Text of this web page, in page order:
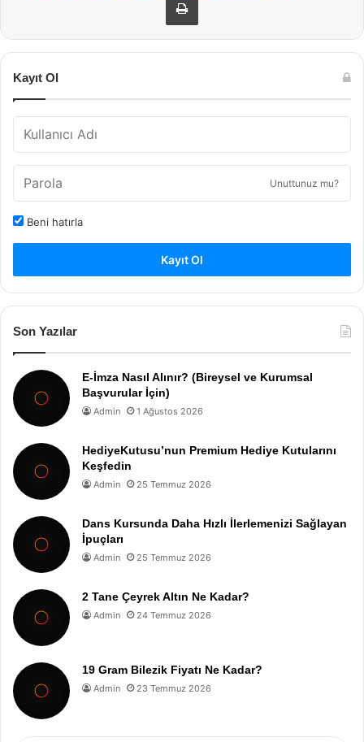
Kayıt Ol
Unuttunuz mu?
Beni hatırla
Kayıt Ol
Son Yazılar
E-İmza Nasıl Alınır? (Bireysel ve Kurumsal
Başvurular İçin)
Admin 1 Ağustos 2026
HediyeKutusu’nun Premium Hediye Kutularını
Keşfedin
Admin 25 Temmuz 2026
Dans Kursunda Daha Hızlı İlerlemenizi Sağlayan
İpuçları
Admin 25 Temmuz 2026
2 Tane Çeyrek Altın Ne Kadar?
Admin 24 Temmuz 2026
19 Gram Bilezik Fiyatı Ne Kadar?
Admin 23 Temmuz 2026